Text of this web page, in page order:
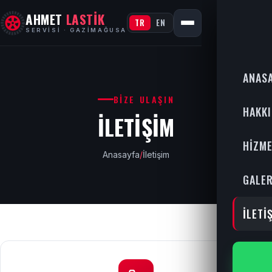
AHMET LASTİK
SERVISI · GAZIMAĞUSA
TR EN
BIZE ULAŞIN
İLETIŞIM
Anasayfa/İletişim